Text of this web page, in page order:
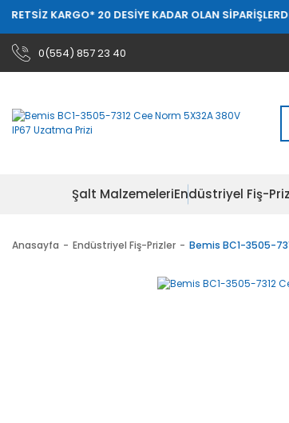
* 20 DESİYE KADAR OLAN SİPARİŞLERDE 20.000
0(554) 857 23 40
Şalt MalzemeleriEndüstriyel Fiş-
Anasayfa Endüstriyel Fiş-Prizler Bemis BC1-3505-